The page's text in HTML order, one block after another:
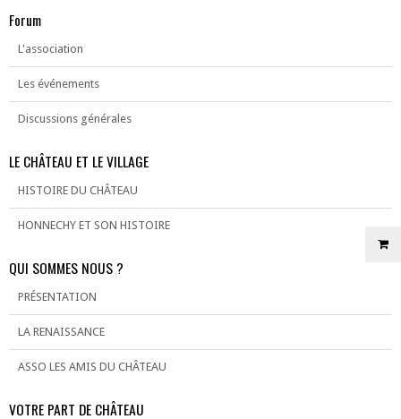
Forum
L'association
Les événements
Discussions générales
LE CHÂTEAU ET LE VILLAGE
HISTOIRE DU CHÂTEAU
HONNECHY ET SON HISTOIRE
QUI SOMMES NOUS ?
PRÉSENTATION
LA RENAISSANCE
ASSO LES AMIS DU CHÂTEAU
VOTRE PART DE CHÂTEAU